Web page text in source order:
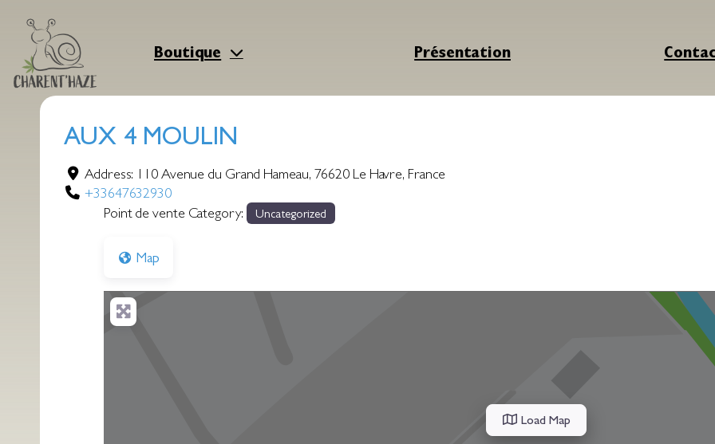
contenu
Boutique Présentation
AUX 4 MOULIN
Address: 110 Avenue du Grand Hameau, 76620 Le Havre, France
+33647632930
Point de vente Category:
Uncategorized
Map
Load Map